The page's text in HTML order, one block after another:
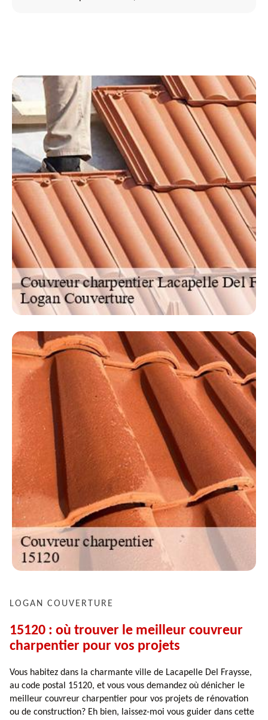
LOGAN COUVERTURE
15120 : où trouver le meilleur couvreur
charpentier pour vos projets
Vous habitez dans la charmante ville de Lacapelle Del Fraysse,
au code postal 15120, et vous vous demandez où dénicher le
meilleur couvreur charpentier pour vos projets de rénovation
ou de construction? Eh bien, laissez-moi vous guider dans cette